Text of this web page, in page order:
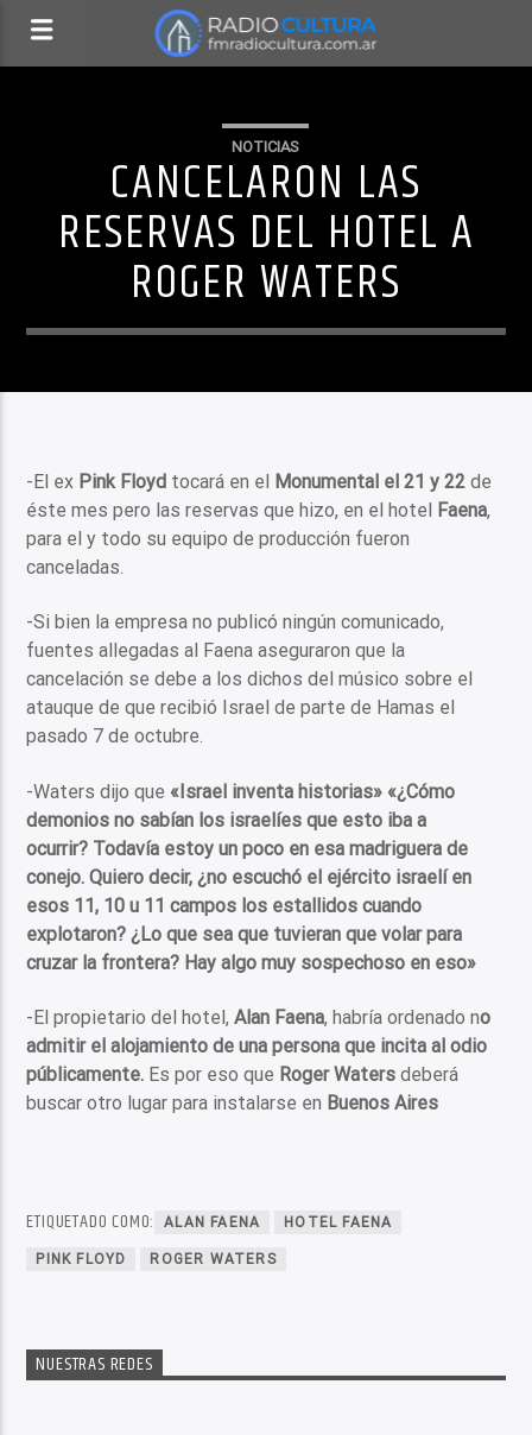
NOTICIAS
CANCELARON LAS
RESERVAS DEL HOTEL A
ROGER WATERS
-El ex Pink Floyd tocará en el Monumental el 21 y 22 de
éste mes pero las reservas que hizo, en el hotel Faena,
para el y todo su equipo de producción fueron
canceladas.
-Si bien la empresa no publicó ningún comunicado,
fuentes allegadas al Faena aseguraron que la
cancelación se debe a los dichos del músico sobre el
atauque de que recibió Israel de parte de Hamas el
pasado 7 de octubre.
-Waters dijo que «Israel inventa historias» «¿Cómo
demonios no sabían los israelíes que esto iba a
ocurrir? Todavía estoy un poco en esa madriguera de
conejo. Quiero decir, ¿no escuchó el ejército israelí en
esos 11, 10 u 11 campos los estallidos cuando
explotaron? ¿Lo que sea que tuvieran que volar para
cruzar la frontera? Hay algo muy sospechoso en eso»
-El propietario del hotel,Alan Faena, habría ordenado no
admitir el alojamiento de una persona que incita al odio
públicamente. Es por eso que Roger Waters deberá
buscar otro lugar para instalarse en Buenos Aires
ETIQUETADO COMO: ALAN FAENA HOTEL FAENA
PINK FLOYD ROGER WATERS
NUESTRAS REDES